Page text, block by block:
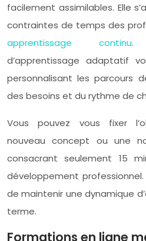
facilement assimilables. Elle
contraintes de temps des
apprentissage continu.
d’apprentissage adaptatif
personnalisant les parcours
des besoins et du rythme de
Vous pouvez vous fixer
nouveau concept ou une
consacrant seulement 15
développement
de maintenir une dynamique
terme.
Formations en ligne